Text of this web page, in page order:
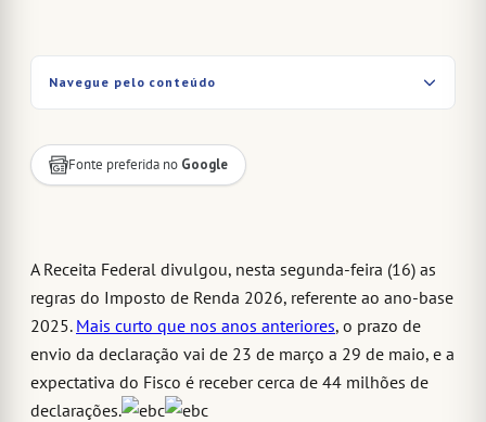
Navegue pelo conteúdo
Fonte preferida no Google
A Receita Federal divulgou, nesta segunda-feira (16) as
regras do Imposto de Renda 2026, referente ao ano-base
2025. Mais curto que nos anos anteriores, o prazo de
envio da declaração vai de 23 de março a 29 de maio, e a
expectativa do Fisco é receber cerca de 44 milhões de
declarações.